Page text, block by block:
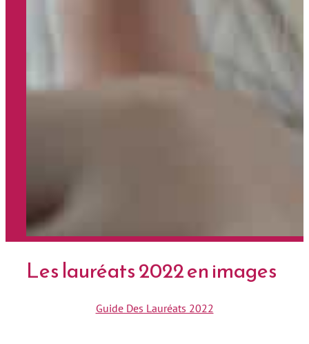
Les lauréats 2022 en images
Guide Des Lauréats 2022